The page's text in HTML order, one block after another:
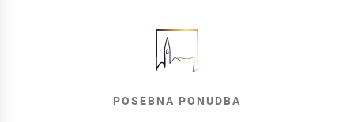
POSEBNA PONUDBA